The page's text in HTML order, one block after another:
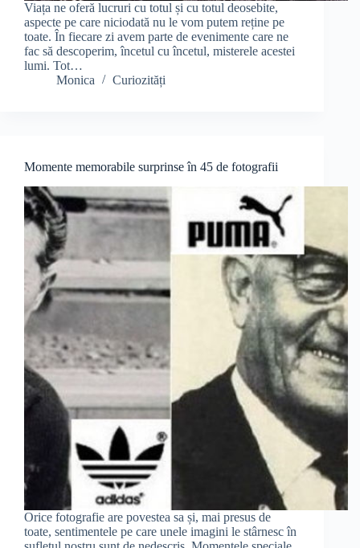
Viața ne oferă lucruri cu totul și cu totul deosebite,
aspecte pe care niciodată nu le vom putem reține pe
toate. În fiecare zi avem parte de evenimente care ne
fac să descoperim, încetul cu încetul, misterele acestei
lumi. Tot…
Monica
Curiozități
Momente memorabile surprinse în 45 de fotografii
Orice fotografie are povestea sa și, mai presus de
toate, sentimentele pe care unele imagini le stârnesc în